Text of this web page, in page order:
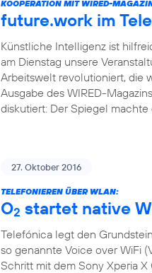
KOOPERATION MIT WIRED-
future.work im
Künstliche Intelligenz ist
am Dienstag unsere
Arbeitswelt revolutioniert, die
Ausgabe des WIRED-
diskutiert: Der Spiegel
27. Oktober 2016
TELEFONIEREN ÜBER WLAN:
O2 startet native
Telefónica legt den
so genannte Voice over WiFi
Schritt mit dem Sony Xperia